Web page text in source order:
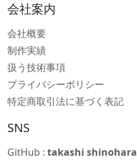
会社案内
会社概要
制作実績
扱う技術事項
プライバシーポリシー
特定商取引法に基づく表記
SNS
GitHub : takashi shinohara